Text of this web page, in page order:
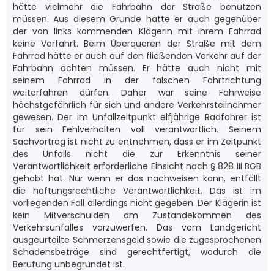
hätte vielmehr die Fahrbahn der Straße benutzen
müssen. Aus diesem Grunde hatte er auch gegenüber
der von links kommenden Klägerin mit ihrem Fahrrad
keine Vorfahrt. Beim Überqueren der Straße mit dem
Fahrrad hätte er auch auf den fließenden Verkehr auf der
Fahrbahn achten müssen. Er hätte auch nicht mit
seinem Fahrrad in der falschen Fahrtrichtung
weiterfahren dürfen. Daher war seine Fahrweise
höchstgefährlich für sich und andere Verkehrsteilnehmer
gewesen. Der im Unfallzeitpunkt elfjährige Radfahrer ist
für sein Fehlverhalten voll verantwortlich. Seinem
Sachvortrag ist nicht zu entnehmen, dass er im Zeitpunkt
des Unfalls nicht die zur Erkenntnis seiner
Verantwortlichkeit erforderliche Einsicht nach § 828 III BGB
gehabt hat. Nur wenn er das nachweisen kann, entfällt
die haftungsrechtliche Verantwortlichkeit. Das ist im
vorliegenden Fall allerdings nicht gegeben. Der Klägerin ist
kein Mitverschulden am Zustandekommen des
Verkehrsunfalles vorzuwerfen. Das vom Landgericht
ausgeurteilte Schmerzensgeld sowie die zugesprochenen
Schadensbeträge sind gerechtfertigt, wodurch die
Berufung unbegründet ist.